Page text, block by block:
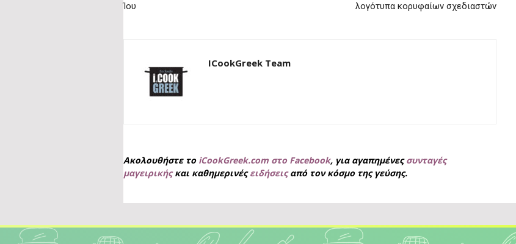
Ίου
λογότυπα κορυφαίων σχεδιαστών
ICookGreek Team
Ακολουθήστε το iCookGreek.com στο Facebook, για αγαπημένεςσυνταγές
μαγειρικήςκαι καθημερινέςειδήσειςαπό τον κόσμο της γεύσης.